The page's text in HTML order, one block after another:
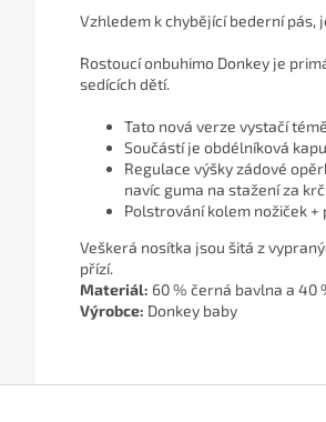
Vzhledem k chybějící bederní pás,
Rostoucí onbuhimo Donkey je
sedících dětí.
Tato nová verze vystačí
Součástí je obdélníková
Regulace výšky zádové
navíc guma na stažení za
Polstrování kolem nožiček
Veškerá nosítka jsou šitá z
přízí.
Materiál: 60 % černá bavlna a 40
Výrobce: Donkey baby